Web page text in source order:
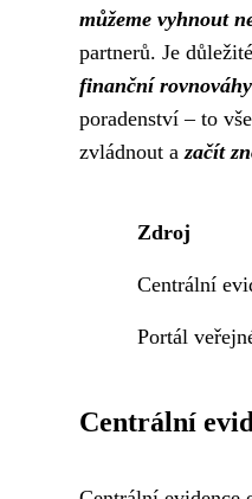
můžeme vyhnout
partnerů. Je
finanční rovnováhy
poradenství – to
zvládnout azačít
Zdroj
Centrální
Portál
Centrální